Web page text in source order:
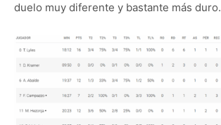
duelo muy diferente y bastante más duro.